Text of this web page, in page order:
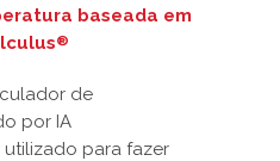
baseada em
®
de
por IA
utilizado para fazer